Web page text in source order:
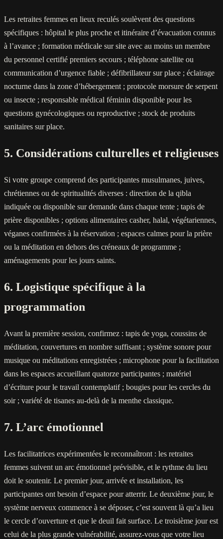
Les retraites femmes en lieux reculés soulèvent des questions
spécifiques : hôpital le plus proche et itinéraire d’évacuation connus
à l’avance ; formation médicale sur site avec au moins un membre
du personnel certifié premiers secours ; téléphone satellite ou
communication d’urgence fiable ; défibrillateur sur place ; éclairage
nocturne dans la zone d’hébergement ; protocole morsure de serpent
ou insecte ; responsable médical féminin disponible pour les
questions gynécologiques ou reproductive ; stock de produits
sanitaires sur place.
5. Considérations culturelles et religieuses
Si votre groupe comprend des participantes musulmanes, juives,
chrétiennes ou de spiritualités diverses : direction de la qibla
indiquée ou disponible sur demande dans chaque tente ; tapis de
prière disponibles ; options alimentaires casher, halal, végétariennes,
véganes confirmées à la réservation ; espaces calmes pour la prière
ou la méditation en dehors des créneaux de programme ;
aménagements pour les jours saints.
6. Logistique spécifique à la
programmation
Avant la première session, confirmez : tapis de yoga, coussins de
méditation, couvertures en nombre suffisant ; système sonore pour
musique ou méditations enregistrées ; microphone pour la facilitation
dans les espaces accueillant quatorze participantes ; matériel
d’écriture pour le travail contemplatif ; bougies pour les cercles du
soir ; variété de tisanes au-delà de la menthe classique.
7. L’arc émotionnel
Les facilitatrices expérimentées le reconnaîtront : les retraites
femmes suivent un arc émotionnel prévisible, et le rythme du lieu
doit le soutenir. Le premier jour, arrivée et installation, les
participantes ont besoin d’espace pour atterrir. Le deuxième jour, le
système nerveux commence à se déposer, c’est souvent là qu’a lieu
le cercle d’ouverture et que le deuil fait surface. Le troisième jour est
celui de la plus grande vulnérabilité, assurez-vous que votre lieu